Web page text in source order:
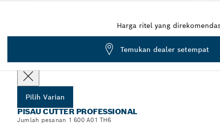
Pilih spesifikasi Anda
Pilih Varian
PISAU CUTTER PROFESSIONAL
Jumlah pesanan 1 600 A01 TH6
Harga ritel yang
Temukan dealer setempat